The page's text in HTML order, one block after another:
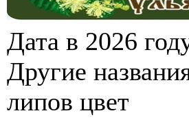
Дата в 2026
Другие
липов цвет